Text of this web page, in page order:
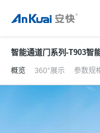
智能通道门系列 -T903智
概览 360°展示 参数规